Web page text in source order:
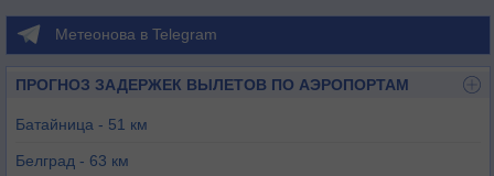
Метеонова в Telegram
ПРОГНОЗ ЗАДЕРЖЕК ВЫЛЕТОВ ПО АЭРОПОРТАМ
Батайница - 51 км
Белград - 63 км